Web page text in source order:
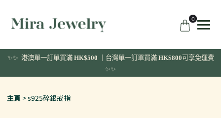
0
✨✨ 港澳單一訂單買滿 HK$500 ｜台灣單一訂單買滿 HK$800 可享免運費
✨✨
主頁 s925碎銀戒指